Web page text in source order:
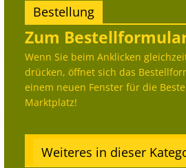
Bestellung
Zum
Wenn Sie beim Anklicken
drücken, öffnet sich das
einem neuen Fenster für die
Marktplatz!
Weiteres in dieser